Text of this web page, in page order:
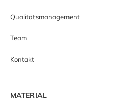
Qualitätsmanagement
Team
Kontakt
MATERIAL